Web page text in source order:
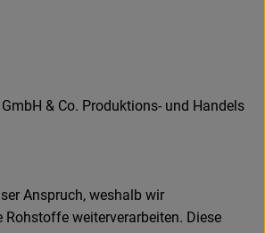
& Co. Produktions- und Handels
Anspruch, weshalb wir
weiterverarbeiten. Diese